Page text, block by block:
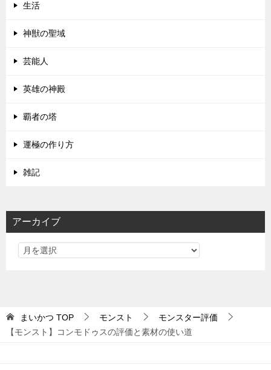
生活
神獣の聖域
芸能人
英雄の神殿
覇者の塔
運極の作り方
雑記
アーカイブ
まいかつ TOP モンスト
モンスター評価
【モンスト】コンモドゥスの評価と素材の使い道